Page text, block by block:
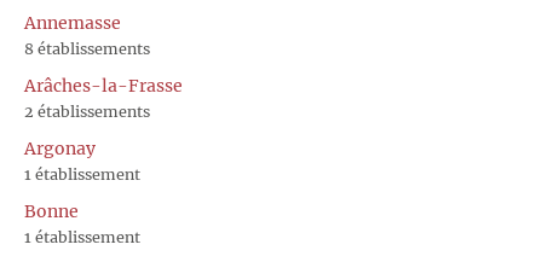
Annemasse
8 établissements
Arâches-la-Frasse
2 établissements
Argonay
1 établissement
Bonne
1 établissement